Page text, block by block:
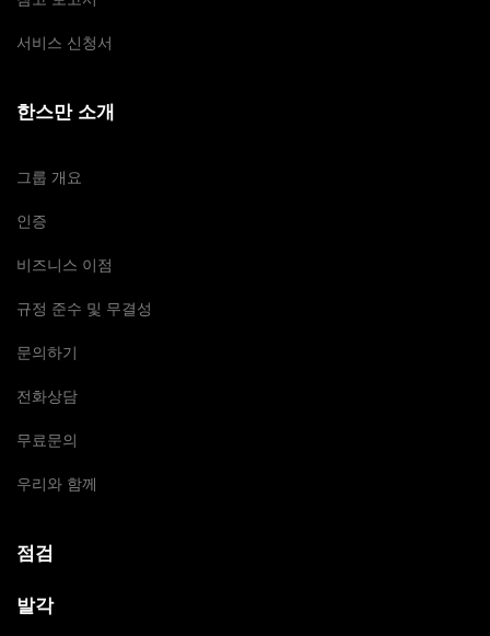
서비스 신청서
한스만 소개
그룹 개요
인증
비즈니스 이점
규정 준수 및 무결성
문의하기
전화상담
무료문의
우리와 함께
점검
발각